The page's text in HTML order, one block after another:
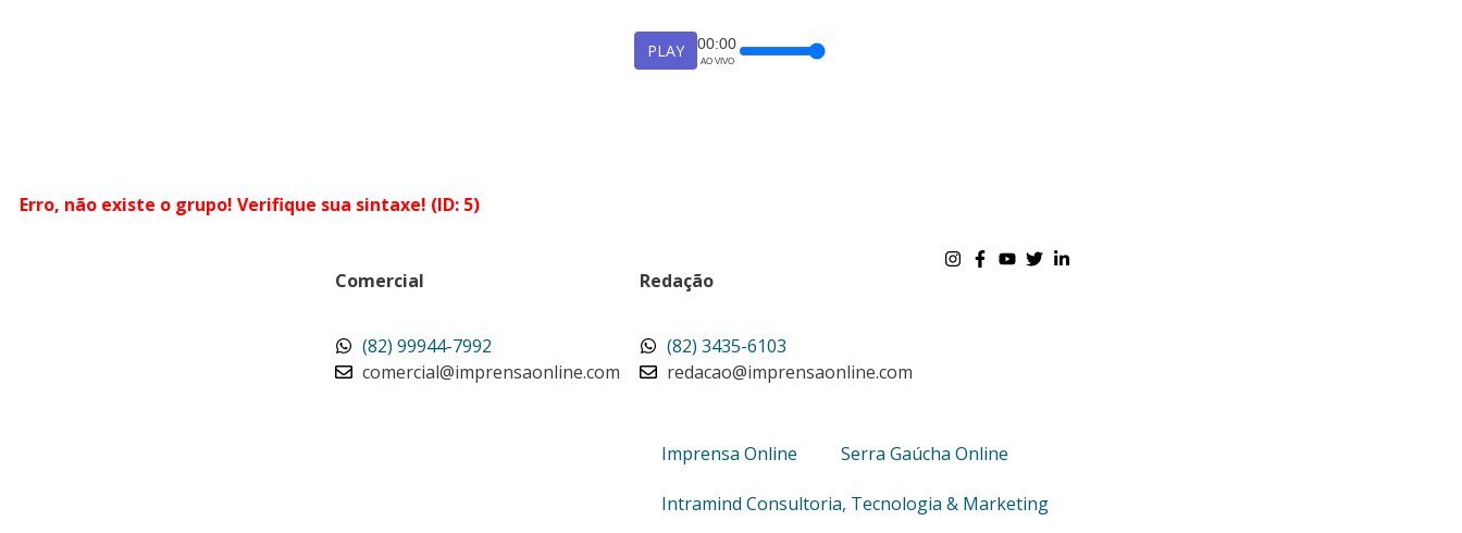
PLAY 00:00
AO VIVO
Erro, não existe o grupo! Verifique sua sintaxe! (ID: 5)
Comercial
(82) 99944-7992
comercial@imprensaonline.com
Redação
(82) 3435-6103
redacao@imprensaonline.com
Imprensa Online Serra Gaúcha Online
Intramind Consultoria, Tecnologia & Marketing